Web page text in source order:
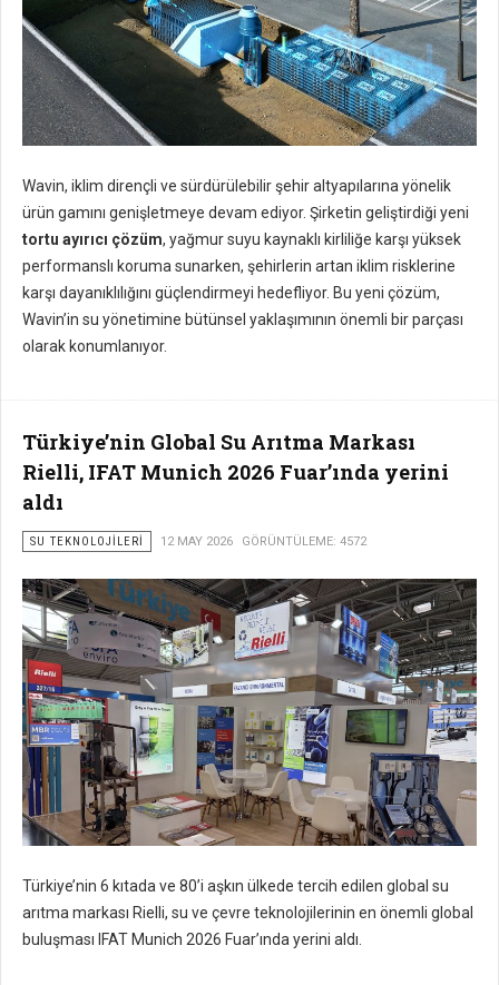
Wavin, iklim dirençli ve sürdürülebilir şehir altyapılarına yönelik
ürün gamını genişletmeye devam ediyor. Şirketin geliştirdiği yeni
tortu ayırıcı çözüm, yağmur suyu kaynaklı kirliliğe karşı yüksek
performanslı koruma sunarken, şehirlerin artan iklim risklerine
karşı dayanıklılığını güçlendirmeyi hedefliyor. Bu yeni çözüm,
Wavin’in su yönetimine bütünsel yaklaşımının önemli bir parçası
olarak konumlanıyor.
Türkiye’nin Global Su Arıtma Markası
Rielli, IFAT Munich 2026 Fuar’ında yerini
aldı
SU TEKNOLOJILERI 12 MAY 2026 GÖRÜNTÜLEME: 4572
Türkiye’nin 6 kıtada ve 80’i aşkın ülkede tercih edilen global su
arıtma markası Rielli, su ve çevre teknolojilerinin en önemli global
buluşması IFAT Munich 2026 Fuar’ında yerini aldı.